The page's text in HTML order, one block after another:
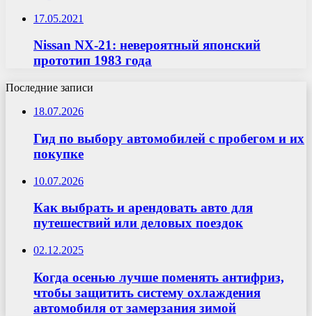
17.05.2021
Nissan NX-21: невероятный японский
прототип 1983 года
Последние записи
18.07.2026
Гид по выбору автомобилей с пробегом и их
покупке
10.07.2026
Как выбрать и арендовать авто для
путешествий или деловых поездок
02.12.2025
Когда осенью лучше поменять антифриз,
чтобы защитить систему охлаждения
автомобиля от замерзания зимой